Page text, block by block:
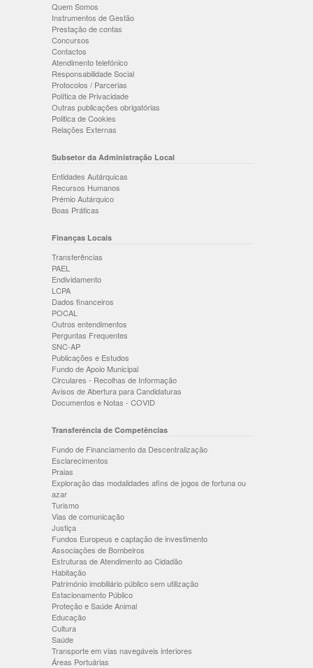
Quem Somos
Instrumentos de Gestão
Prestação de contas
Concursos
Contactos
Atendimento telefónico
Responsabilidade Social
Protocolos / Parcerias
Política de Privacidade
Outras publicações obrigatórias
Politica de Cookies
Relações Externas
Subsetor da Administração Local
Entidades Autárquicas
Recursos Humanos
Prémio Autárquico
Boas Práticas
Finanças Locais
Transferências
PAEL
Endividamento
LCPA
Dados financeiros
POCAL
Outros entendimentos
Perguntas Frequentes
SNC-AP
Publicações e Estudos
Fundo de Apoio Municipal
Circulares - Recolhas de Informação
Avisos de Abertura para Candidaturas
Documentos e Notas - COVID
Transferência de Competências
Fundo de Financiamento da Descentralização
Esclarecimentos
Praias
Exploração das modalidades afins de jogos de fortuna ou
azar
Turismo
Vias de comunicação
Justiça
Fundos Europeus e captação de investimento
Associações de Bombeiros
Estruturas de Atendimento ao Cidadão
Habitação
Património imobiliário público sem utilização
Estacionamento Público
Proteção e Saúde Animal
Educação
Cultura
Saúde
Transporte em vias navegáveis interiores
Áreas Portuárias